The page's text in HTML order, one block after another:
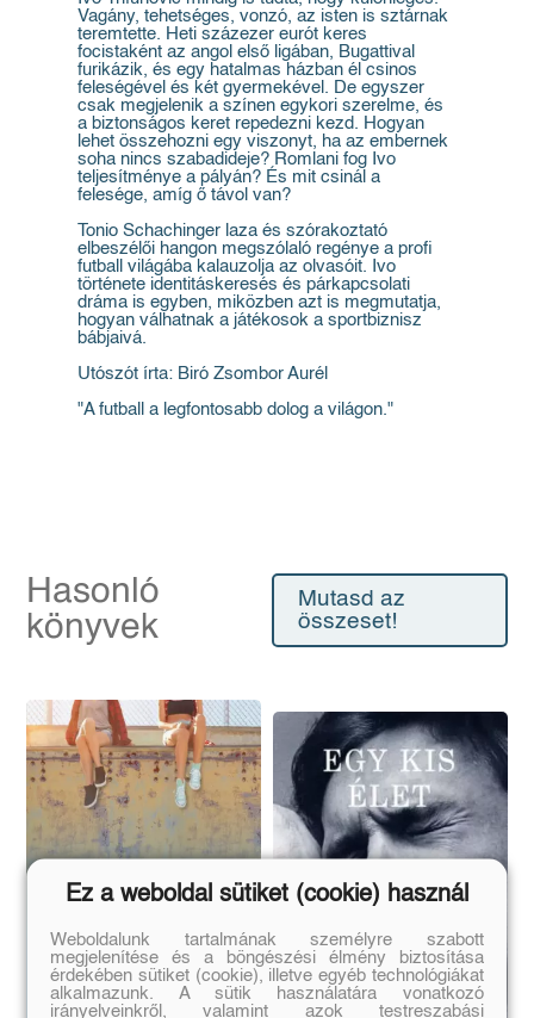
Vagány, tehetséges, vonzó, az isten is sztárnak
teremtette. Heti százezer eurót keres
focistaként az angol első ligában, Bugattival
furikázik, és egy hatalmas házban él csinos
feleségével és két gyermekével. De egyszer
csak megjelenik a színen egykori szerelme, és
a biztonságos keret repedezni kezd. Hogyan
lehet összehozni egy viszonyt, ha az embernek
soha nincs szabadideje? Romlani fog Ivo
teljesítménye a pályán? És mit csinál a
felesége, amíg ő távol van?
Tonio Schachinger laza és szórakoztató
elbeszélői hangon megszólaló regénye a profi
futball világába kalauzolja az olvasóit. Ivo
története identitáskeresés és párkapcsolati
dráma is egyben, miközben azt is megmutatja,
hogyan válhatnak a játékosok a sportbiznisz
bábjaivá.
Utószót írta: Biró Zsombor Aurél
"A futball a legfontosabb dolog a világon."
Hasonló
könyvek
Mutasd az
összeset!
Ez a weboldal sütiket (cookie) használ
Weboldalunk tartalmának személyre szabott
megjelenítése és a böngészési élmény biztosítása
érdekében sütiket (cookie), illetve egyéb technológiákat
alkalmazunk. A sütik használatára vonatkozó
irányelveinkről, valamint azok testreszabási